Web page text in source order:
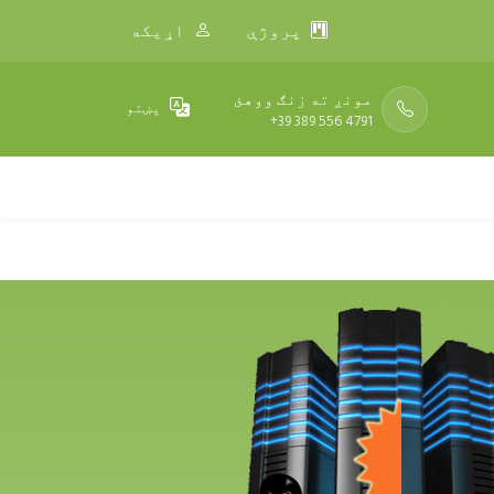
پروژې اړیکه
مونږ ته زنګ ووهئ
+39 389 556 4791
پښتو